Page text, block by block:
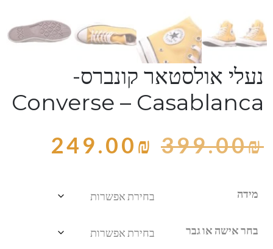
נעלי אולסטאר קונברס-
Converse – Casablanca
399.00₪
249.00₪
מידה
בחר אישה או גבר